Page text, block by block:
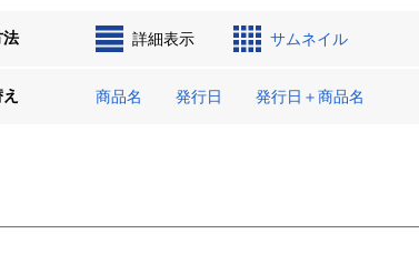
法 詳細表示 サムネイル
商品名 発行日 発行日＋商品名